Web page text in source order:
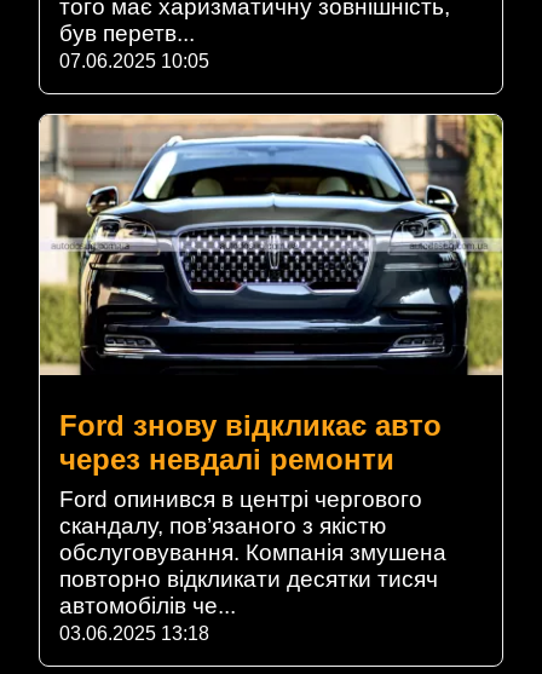
того має харизматичну зовнішність,
був перетв...
07.06.2025 10:05
Ford знову відкликає авто
через невдалі ремонти
Ford опинився в центрі чергового
скандалу, пов’язаного з якістю
обслуговування. Компанія змушена
повторно відкликати десятки тисяч
автомобілів че...
03.06.2025 13:18